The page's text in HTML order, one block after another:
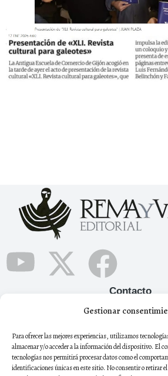
Gestionar
Para ofrecer las mejores experiencias, utilizamos
almacenar y/o acceder a la información del dispositivo. El
tecnologías nos permitirá procesar datos como el
identificaciones únicas en este sitio. No consentir o retirar
Contacto
+34 665 12 05 90
Boletín